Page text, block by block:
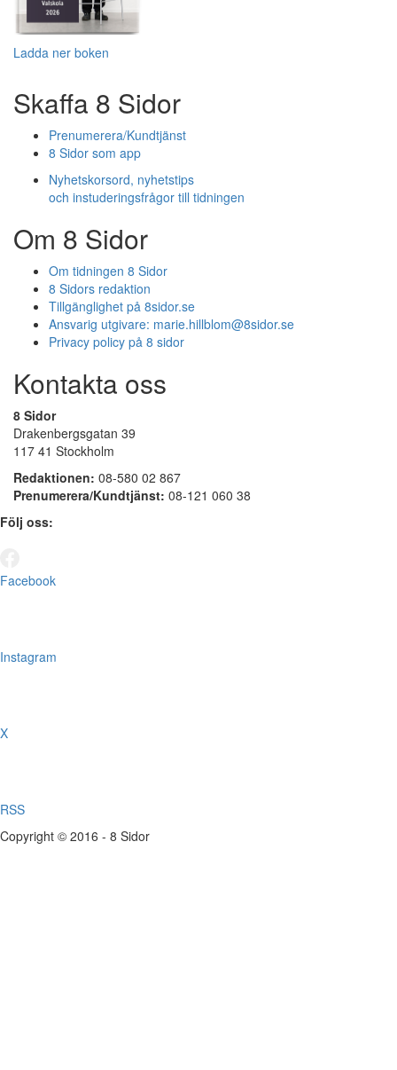
Ladda ner boken
Skaffa 8 Sidor
Prenumerera/Kundtjänst
8 Sidor som app
Nyhetskorsord, nyhetstips
och instuderingsfrågor till tidningen
Om 8 Sidor
Om tidningen 8 Sidor
8 Sidors redaktion
Tillgänglighet på 8sidor.se
Ansvarig utgivare: marie.hillblom@8sidor.se
Privacy policy på 8 sidor
Kontakta oss
8 Sidor
Drakenbergsgatan 39
117 41 Stockholm
Redaktionen: 08-580 02 867
Prenumerera/Kundtjänst: 08-121 060 38
Följ oss:
Facebook
Instagram
X
RSS
Copyright © 2016 - 8 Sidor